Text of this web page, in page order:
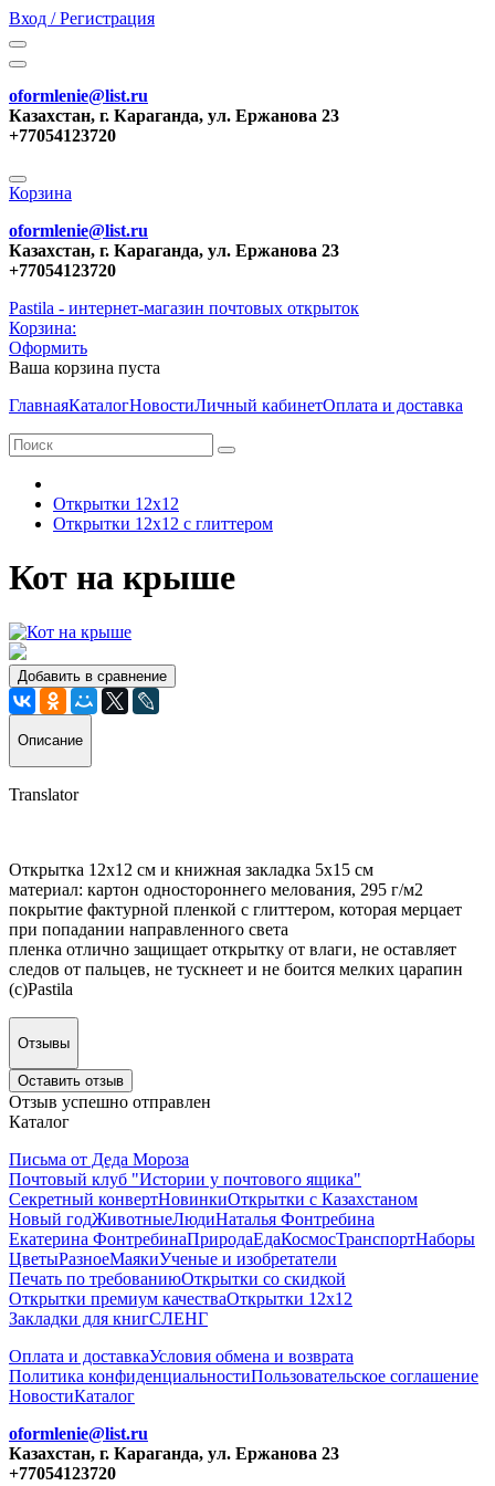
Вход / Регистрация
oformlenie@list.ru
Казахстан, г. Караганда, ул. Ержанова 23
+77054123720
Корзина
oformlenie@list.ru
Казахстан, г. Караганда, ул. Ержанова 23
+77054123720
Pastila - интернет-магазин почтовых открыток
Корзина:
Оформить
Ваша корзина пуста
ГлавнаяКаталогНовостиЛичный кабинетОплата и доставка
Открытки 12х12
Открытки 12х12 с глиттером
Кот на крыше
Добавить в сравнение
Описание
Translator
Открытка 12х12 см и книжная закладка 5х15 см
материал: картон одностороннего мелования, 295 г/м2
покрытие фактурной пленкой с глиттером, которая мерцает
при попадании направленного света
пленка отлично защищает открытку от влаги, не оставляет
следов от пальцев, не тускнеет и не боится мелких царапин
(с)Pastila
Отзывы
Оставить отзыв
Отзыв успешно отправлен
Каталог
Письма от Деда Мороза
Почтовый клуб "Истории у почтового ящика"
Секретный конвертНовинкиОткрытки с Казахстаном
Новый годЖивотныеЛюдиНаталья Фонтребина
Екатерина ФонтребинаПриродаЕдаКосмосТранспортНаборы
ЦветыРазноеМаякиУченые и изобретатели
Печать по требованиюОткрытки со скидкой
Открытки премиум качестваОткрытки 12х12
Закладки для книгСЛЕНГ
Оплата и доставкаУсловия обмена и возврата
Политика конфиденциальностиПользовательское соглашение
НовостиКаталог
oformlenie@list.ru
Казахстан, г. Караганда, ул. Ержанова 23
+77054123720